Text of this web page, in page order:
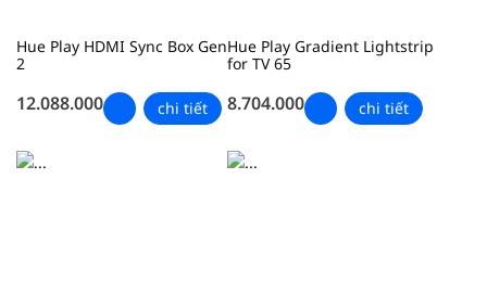
Hue Play HDMI Sync Box Gen
2
12.088.000 chi tiết
Hue Play Gradient Lightstrip
for TV 65
8.704.000 chi tiết